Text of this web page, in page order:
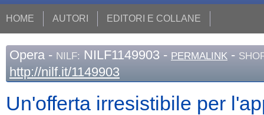
HOME AUTORI EDITORI E COLLANE
Opera - NILF: NILF1149903 - PERMALINK -
http://nilf.it/1149903
Un'offerta irresistibile per